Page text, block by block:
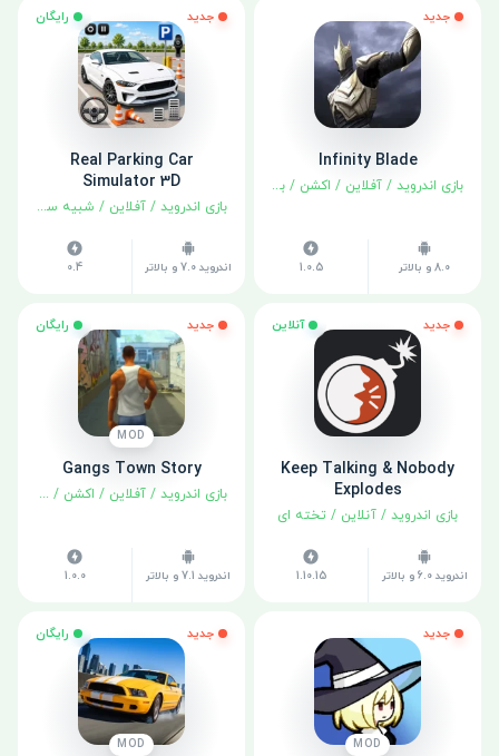
جدید
Infinity Blade
بازی اندروید / آفلاین / اکشن / بهترین‌ها نقش آفرینی
8.0 و بالاتر 1.0.5
جدید رایگان
Real Parking Car
Simulator 3D
بازی اندروید / آفلاین / شبیه سازی
اندروید 7.0 و بالاتر 0.4
جدید آنلاین
Keep Talking & Nobody
Explodes
بازی اندروید / آنلاین / تخته ای
اندروید 6.0 و بالاتر 1.10.15
جدید رایگان
MOD
Gangs Town Story
بازی اندروید / آفلاین / اکشن /
اندروید 7.1 و بالاتر 1.0.0
جدید
MOD
جدید رایگان
MOD